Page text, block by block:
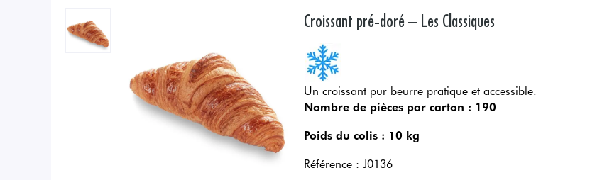
Croissant pré-doré – Les Classiques
Un croissant pur beurre pratique et accessible.
Nombre de pièces par carton : 190
Poids du colis : 10 kg
Référence : J0136